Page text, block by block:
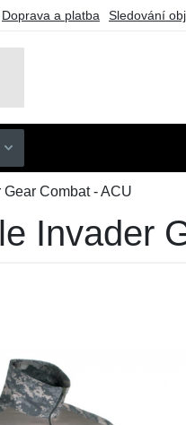
Doprava a platba Sledování
Combat - ACU
Invader